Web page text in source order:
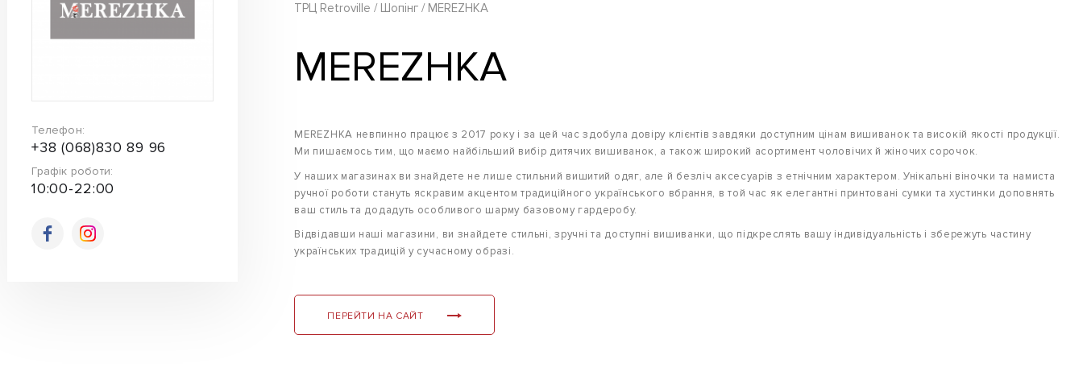
Телефон:
+38 (068)830 89 96
Графік роботи:
10:00-22:00
ТРЦ Retroville Шопінг MEREZHKA
MEREZHKA
МEREZHKA невпинно працює з 2017 року і за цей час здобула довіру клієнтів завдяки доступним цінам вишиванок та високій якості продукції.
Ми пишаємось тим, що маємо найбільший вибір дитячих вишиванок, а також широкий асортимент чоловічих й жіночих сорочок.
У наших магазинах ви знайдете не лише стильний вишитий одяг, але й безліч аксесуарів з етнічним характером. Унікальні віночки та намиста
ручної роботи стануть яскравим акцентом традиційного українського вбрання, в той час як елегантні принтовані сумки та хустинки доповнять
ваш стиль та додадуть особливого шарму базовому гардеробу.
Відвідавши наші магазини, ви знайдете стильні, зручні та доступні вишиванки, що підкреслять вашу індивідуальність і збережуть частину
українських традицій у сучасному образі.
ПЕРЕЙТИ НА САЙТ